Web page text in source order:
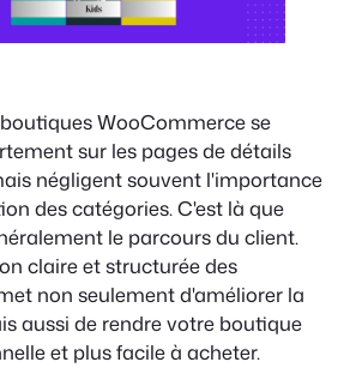
WooCommerce se
sur les pages de détails
négligent souvent l'importance
des catégories. C'est là que
le parcours du client.
claire et structurée des
non seulement d'améliorer la
aussi de rendre votre boutique
et plus facile à acheter.